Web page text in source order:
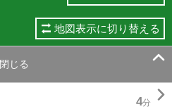
地図表示に切り替える
閉じる 
4分 